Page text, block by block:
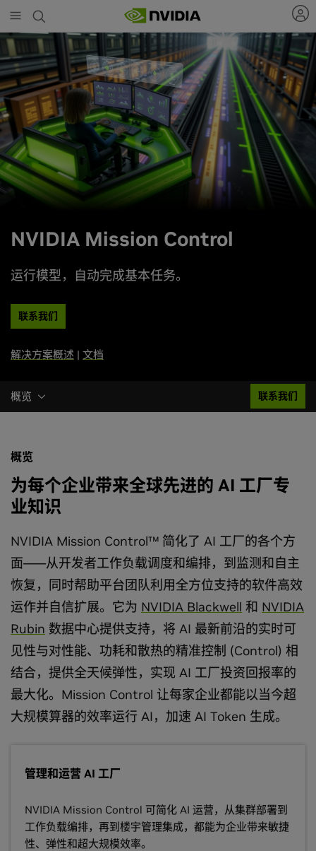
to
main
content
NVIDIA Mission Control
运行模型，自动完成基本任务。
联系我们
解决方案概述 | 文档
概览 联系我们
概览
为每个企业带来全球先进的 AI 工厂专
业知识
NVIDIA Mission Control™ 简化了 AI 工厂的各个方
面——从开发者工作负载调度和编排，到监测和自主
恢复，同时帮助平台团队利用全方位支持的软件高效
运作并自信扩展。它为 NVIDIA Blackwell 和 NVIDIA
Rubin 数据中心提供支持，将 AI 最新前沿的实时可
见性与对性能、功耗和散热的精准控制 (Control) 相
结合，提供全天候弹性，实现 AI 工厂投资回报率的
最大化。Mission Control 让每家企业都能以当今超
大规模算器的效率运行 AI，加速 AI Token 生成。
管理和运营 AI 工厂
NVIDIA Mission Control 可简化 AI 运营，从集群部署到
工作负载编排，再到楼宇管理集成，都能为企业带来敏捷
性、弹性和超大规模效率。